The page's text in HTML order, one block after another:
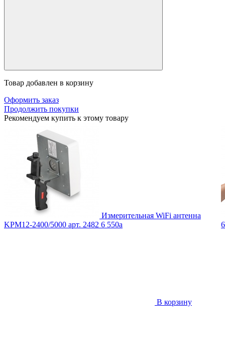
Товар добавлен в корзину
Оформить заказ
Продолжить покупки
Рекомендуем купить к этому товару
Измерительная WiFi антенна
KPM12-2400/5000 арт. 2482 6 550a
В корзину